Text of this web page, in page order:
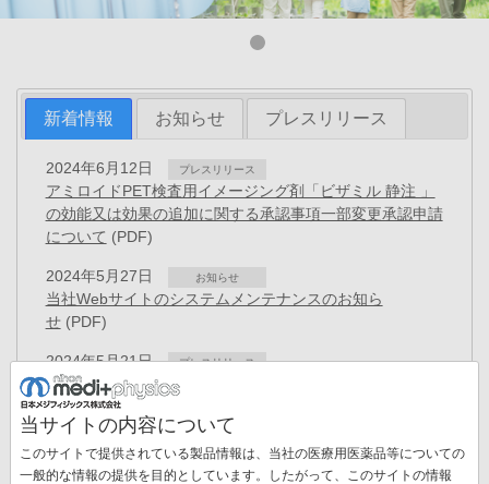
新着情報 お知らせ プレスリリース
2024年6月12日 プレスリリース
アミロイドPET検査用イメージング剤「ビザミル 静注 」
の効能又は効果の追加に関する承認事項一部変更承認申請
について (PDF)
2024年5月27日 お知らせ
当社Webサイトのシステムメンテナンスのお知ら
せ(PDF)
2024年5月21日 プレスリリース
PET検査用放射性医薬品「アキュミン静注」薬価基準収
載(PDF)
2024年5月21日 お知らせ
「ビザミル静注」薬価基準収載のお知らせ (PDF)
当サイトの内容について
このサイトで提供されている製品情報は、当社の医療用医薬品等についての
一般的な情報の提供を目的としています。したがって、このサイトの情報